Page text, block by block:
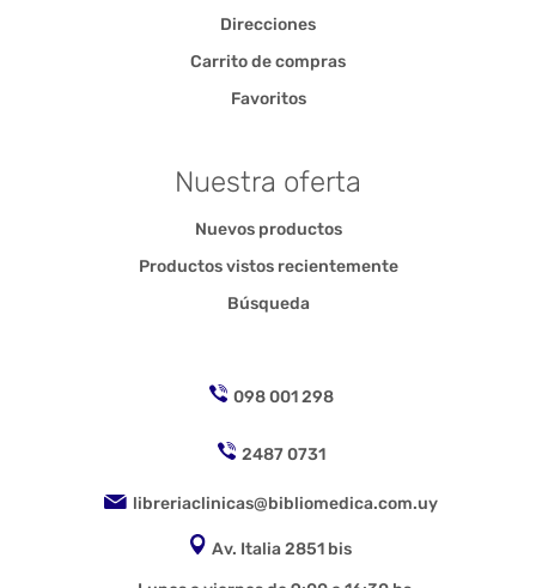
Direcciones
Carrito de compras
Favoritos
Nuestra oferta
Nuevos productos
Productos vistos recientemente
Búsqueda
098 001 298
2487 0731
libreriaclinicas@bibliomedica.com.uy
Av. Italia 2851 bis